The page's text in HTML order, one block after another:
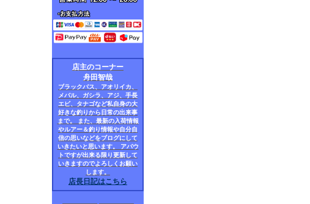
店主のコーナー
舟田智哉
ブラックバス、アオリイカ、
メバル、ガシラ、アジ、手長
エビ、タナゴなど私自身の大
好きな釣りから日常の出来事
まで。 また、最新の入荷情報
やルアー＆釣り情報や自分自
信の思いなどをブログにして
いきたいと思います。 アバウ
トですが出来る限り更新して
いきますのでよろしくお願い
します。
店長日記はこちら